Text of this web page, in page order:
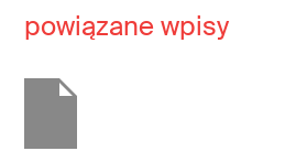
powiązane wpisy